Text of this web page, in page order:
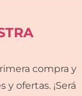
compra y
ofertas. ¡Será